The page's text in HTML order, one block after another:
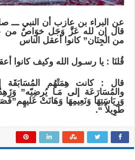
عن البراء بن عازب أن النبي ـــ
قال إن لله عَزَّ وَجَل خوَاصٌ من
من الجِنَان” كانوا أعقل الناس
قُلنَا : يا رسـول الله وكيف كانوا
قال : كانت هِمَتْهُم
والمُسَارَعَة إلى مَـا يُرضِيّه”
وَرِيَاسَتِهَا وَنَعِيمِهَا وَهَانَتْ
طَوِيلاً “.